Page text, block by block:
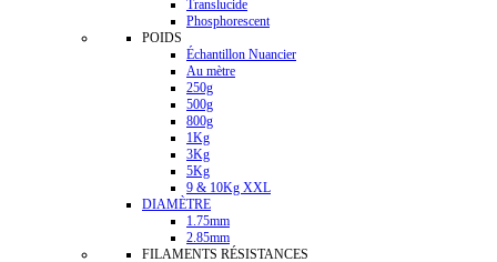
Translucide
Phosphorescent
POIDS
Échantillon Nuancier
Au mètre
250g
500g
800g
1Kg
3Kg
5Kg
9 & 10Kg XXL
DIAMÈTRE
1.75mm
2.85mm
FILAMENTS RÉSISTANCES